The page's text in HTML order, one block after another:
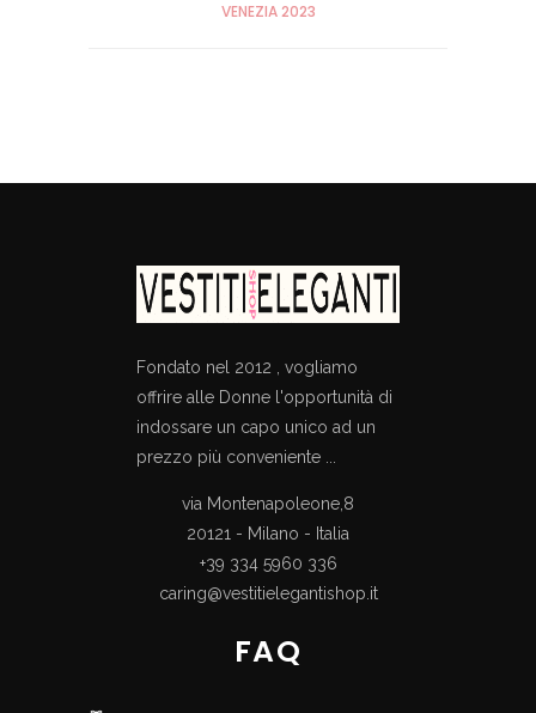
VENEZIA 2023
Fondato nel 2012 , vogliamo
offrire alle Donne l'opportunità di
indossare un capo unico ad un
prezzo più conveniente ...
via Montenapoleone,8
20121 - Milano - Italia
+39 334 5960 336
caring@vestitielegantishop.it
FAQ